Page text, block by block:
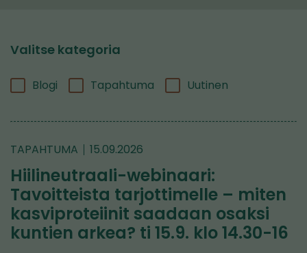
Valitse kategoria
Blogi Tapahtuma Uutinen
TAPAHTUMA 15.09.2026
Hiilineutraali-webinaari:
Tavoitteista tarjottimelle – miten
kasviproteiinit saadaan osaksi
kuntien arkea? ti 15.9. klo 14.30-16